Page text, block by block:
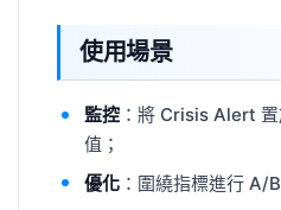
使用場景
監控：將 Crisis Alert 置
值；
優化：圍繞指標進行 A/